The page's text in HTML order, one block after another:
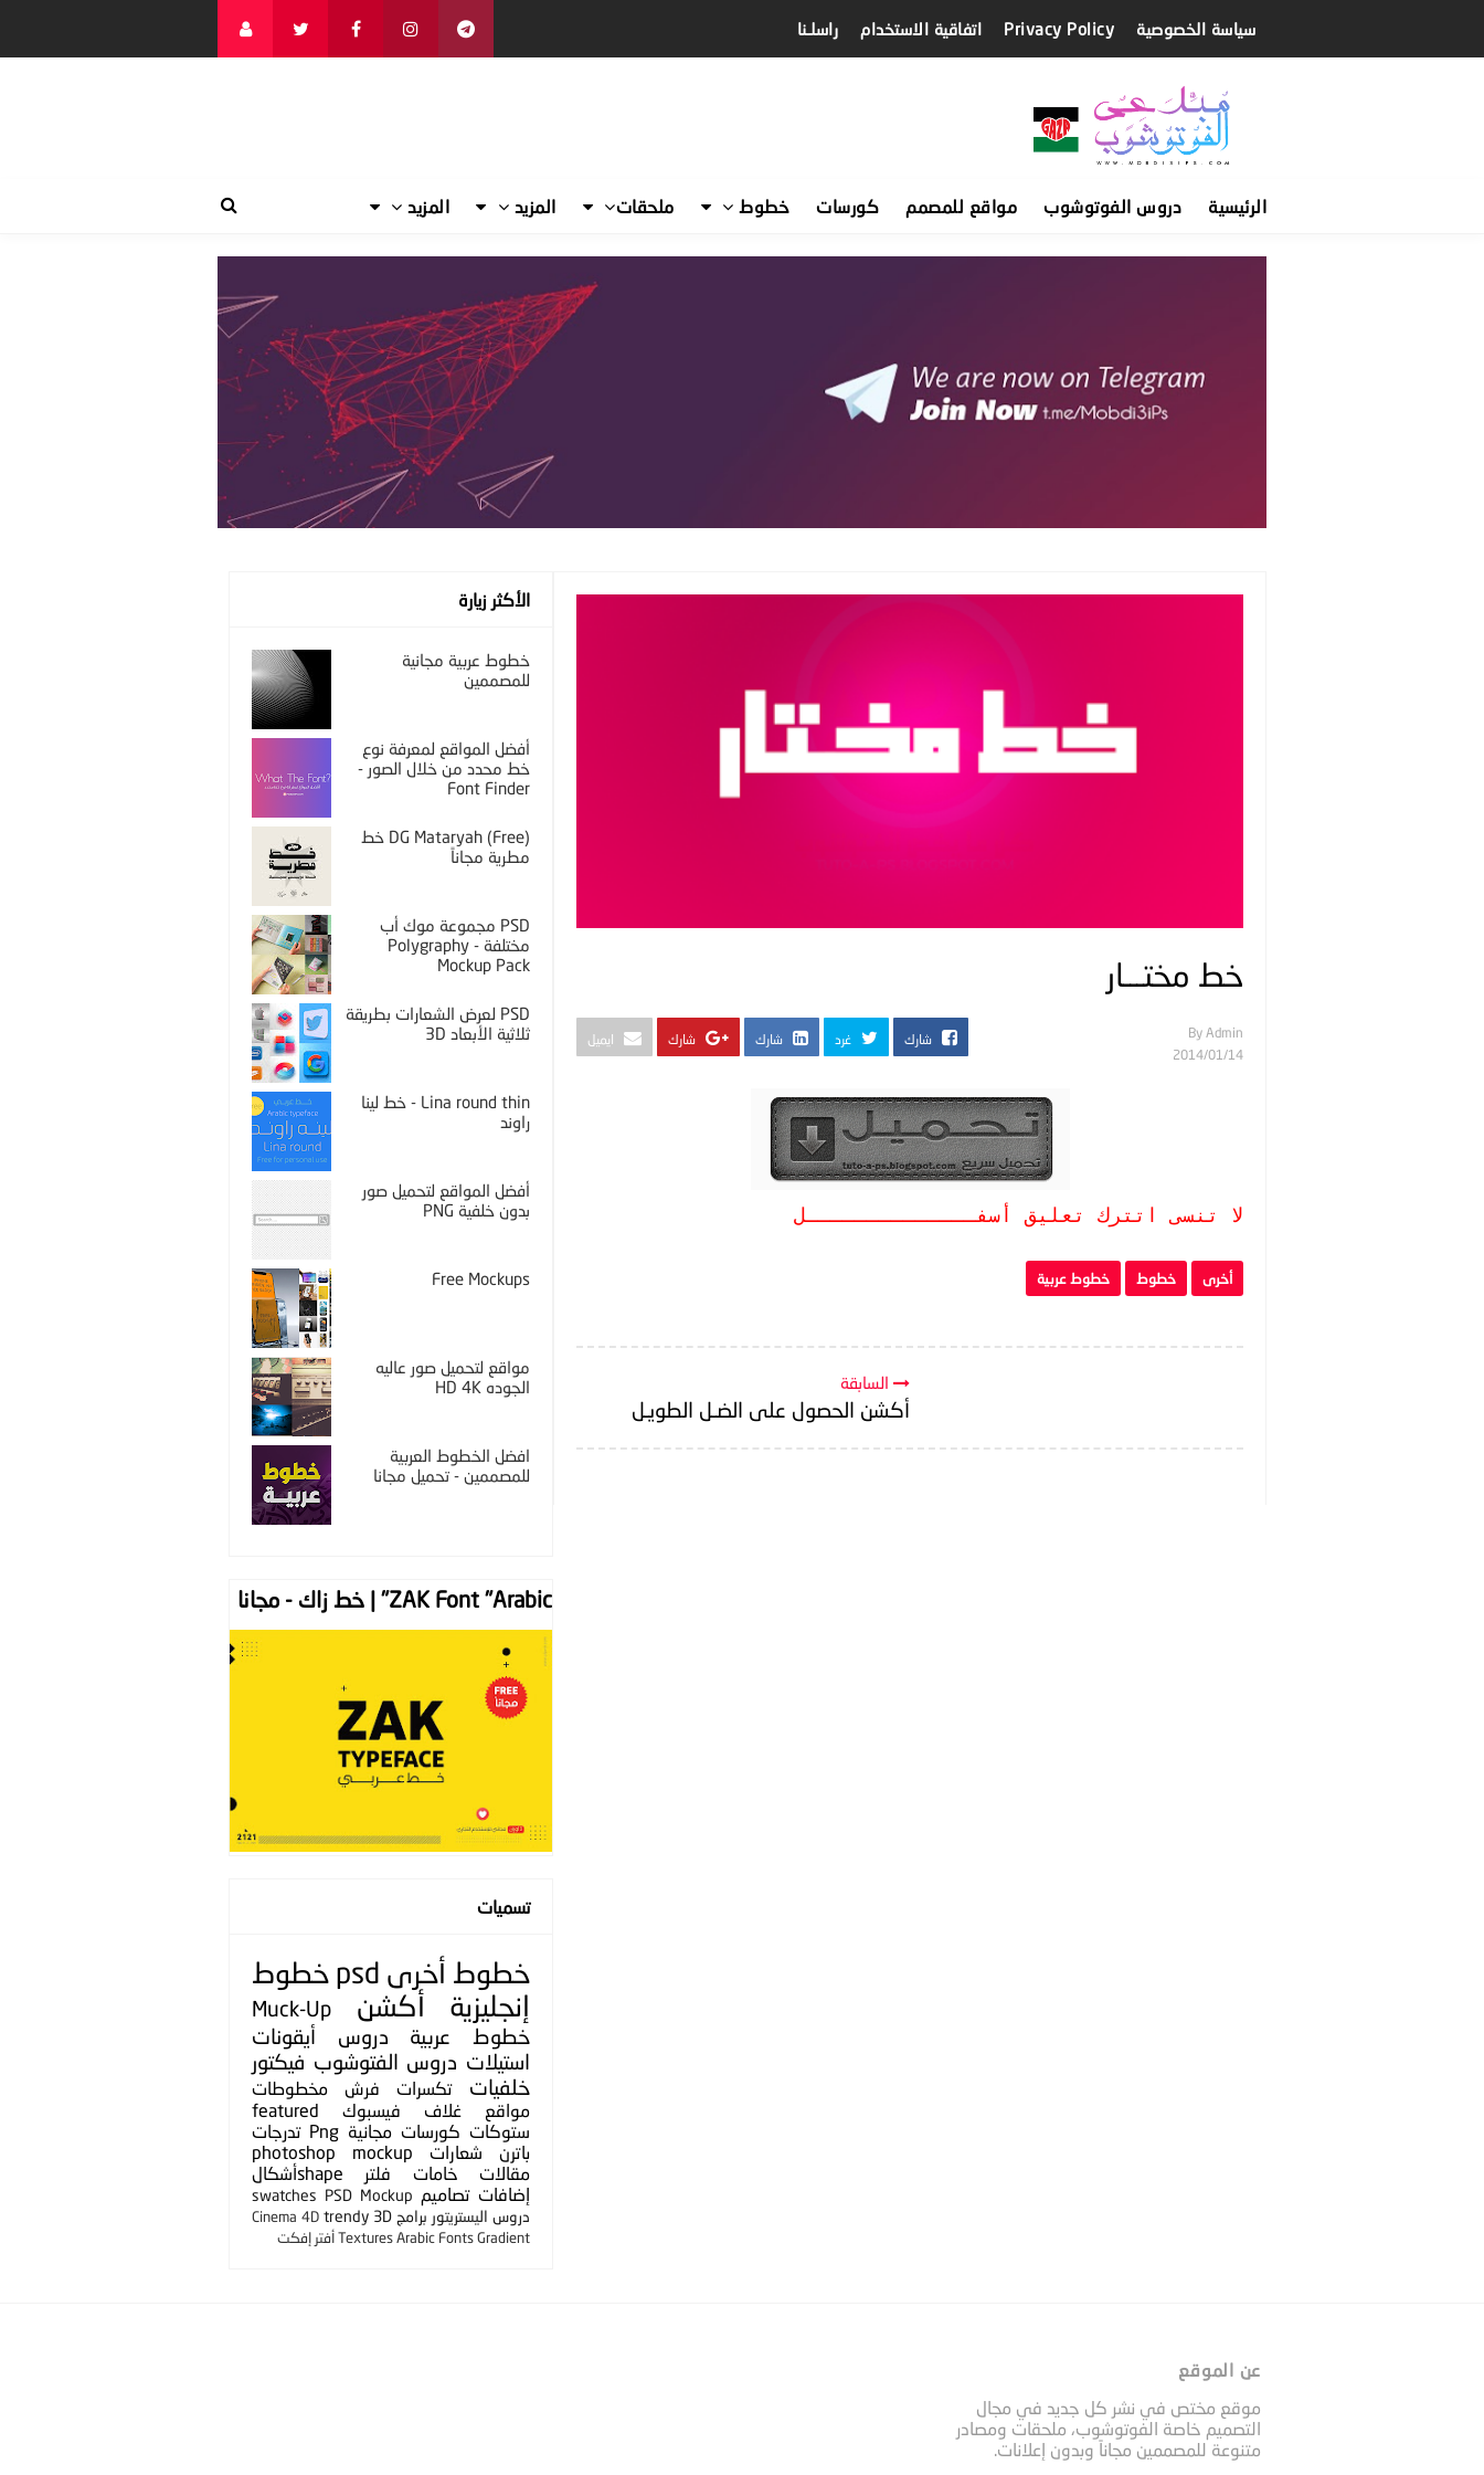
سياسة الخصوصية Privacy Policy اتفاقية الاستخدام راسلـنا
الرئيسية دروس الفوتوشوب مواقع للمصمم كورسات خطوط ملحقات المزيد المزيد
خط مختـــار
By Admin
14‏/01‏/2014
شارك غرد شارك شارك ايميل
لا تنسى اتترك تعليق أسفــــــــــــــل
أخرى خطوط خطوط عربية
السابقة
أكشن الحصول على الضـل الطويـل
الأكثر زيارة
خطوط عربية مجانية
للمصممين
أفضل المواقع لمعرفة نوع
خط محدد من خلال الصور -
Font Finder
DG Mataryah (Free) خط
مطرية مجاناً
PSD مجموعة موك أب
مختلفة - Polygraphy
Mockup Pack
PSD لعرض الشعارات بطريقة
ثلاثية الأبعاد 3D
Lina round thin - خط لينا
راوند
أفضل المواقع لتحميل صور
بدون خلفية PNG
Free Mockups
مواقع لتحميل صور عاليه
الجوده HD 4K
افضل الخطوط العربية
للمصممين - تحميل مجانا
ZAK Font "Arabic" | خط زاك - مجانا
تسميات
خطوط أخرى psd خطوط
إنجليزية
أكشن
Muck-Up
خطوط عربية
دروس
أيقونات
استيلات دروس الفتوشوب فيكتور
خلفيات
تكسرات فرش
مخطوطات
مواقع
غلاف فيسبوك
featured
ستوكات كورسات مجانية Png تدرجات
باترن
شعارات
photoshop mockup
مقالات
خامات فلتر
shapeأشكال
إضافات تصاميم PSD Mockup
swatches
دروس اليستريتور برامج 3D
trendy
Cinema 4D
Gradient
Arabic Fonts
Texturesأفتر إفكت
عن الموقع
موقع مختص في نشر كل جديد في مجال
التصميم خاصة الفوتوشوب، ملحقات ومصادر
متنوعة للمصممين مجاناً وبدون إعلانات.